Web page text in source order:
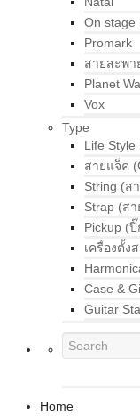
On stage
Promark
สายสะพา
Planet
Vox
Type
Life
สายแจ็ค
String (ส
Strap (ส
Pickup (
เครื่องตั้ง
Case &
Guitar
Home